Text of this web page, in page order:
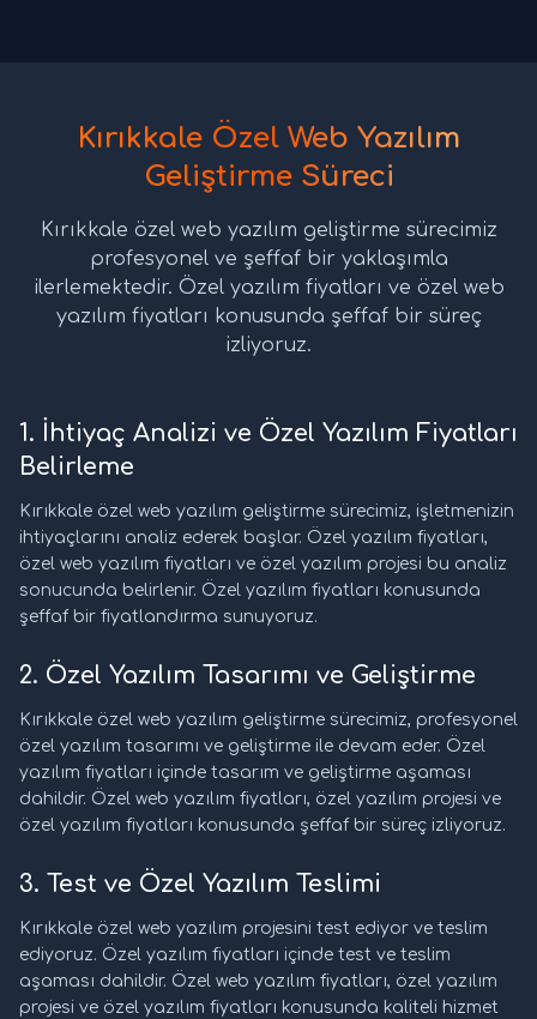
Kırıkkale Özel Web Yazılım
Geliştirme Süreci
Kırıkkale özel web yazılım geliştirme sürecimiz
profesyonel ve şeffaf bir yaklaşımla
ilerlemektedir. Özel yazılım fiyatları ve özel web
yazılım fiyatları konusunda şeffaf bir süreç
izliyoruz.
1. İhtiyaç Analizi ve Özel Yazılım Fiyatları
Belirleme
Kırıkkale özel web yazılım geliştirme sürecimiz, işletmenizin
ihtiyaçlarını analiz ederek başlar. Özel yazılım fiyatları,
özel web yazılım fiyatları ve özel yazılım projesi bu analiz
sonucunda belirlenir. Özel yazılım fiyatları konusunda
şeffaf bir fiyatlandırma sunuyoruz.
2. Özel Yazılım Tasarımı ve Geliştirme
Kırıkkale özel web yazılım geliştirme sürecimiz, profesyonel
özel yazılım tasarımı ve geliştirme ile devam eder. Özel
yazılım fiyatları içinde tasarım ve geliştirme aşaması
dahildir. Özel web yazılım fiyatları, özel yazılım projesi ve
özel yazılım fiyatları konusunda şeffaf bir süreç izliyoruz.
3. Test ve Özel Yazılım Teslimi
Kırıkkale özel web yazılım projesini test ediyor ve teslim
ediyoruz. Özel yazılım fiyatları içinde test ve teslim
aşaması dahildir. Özel web yazılım fiyatları, özel yazılım
projesi ve özel yazılım fiyatları konusunda kaliteli hizmet